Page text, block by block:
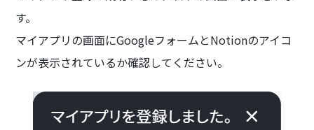
す。
マイアプリの画面にGoogleフォームとNotionのアイコ
ンが表示されているか確認してください。